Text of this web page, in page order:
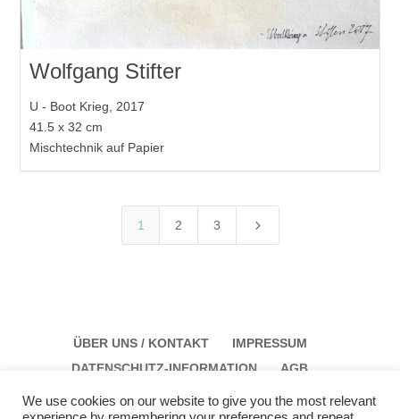
Wolfgang Stifter
U - Boot Krieg, 2017
41.5 x 32 cm
Mischtechnik auf Papier
1 2 3 5
ÜBER UNS / KONTAKT
IMPRESSUM
DATENSCHUTZ-INFORMATION
AGB
We use cookies on our website to give you the most relevant